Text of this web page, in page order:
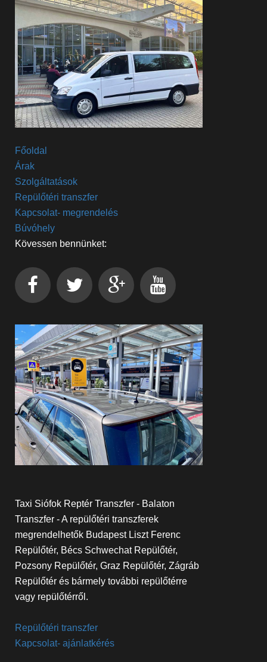
Főoldal
Árak
Szolgáltatások
Repülőtéri transzfer
Kapcsolat- megrendelés
Búvóhely
Kövessen bennünket:
Taxi Siófok Reptér Transzfer - Balaton
Transzfer - A repülőtéri transzferek
megrendelhetők Budapest Liszt Ferenc
Repülőtér, Bécs Schwechat Repülőtér,
Pozsony Repülőtér, Graz Repülőtér, Zágráb
Repülőtér és bármely további repülőtérre
vagy repülőtérről.
Repülőtéri transzfer
Kapcsolat- ajánlatkérés